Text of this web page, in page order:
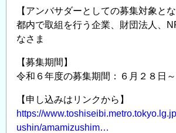
【アンバサダーとしての募集対象とな
都内で取組を行う企業、財団法人、
なさま
【募集期間】
令和６年度の募集期間：６月２８日
【申し込みはリンクから】
https://
ushin/amamizushim…